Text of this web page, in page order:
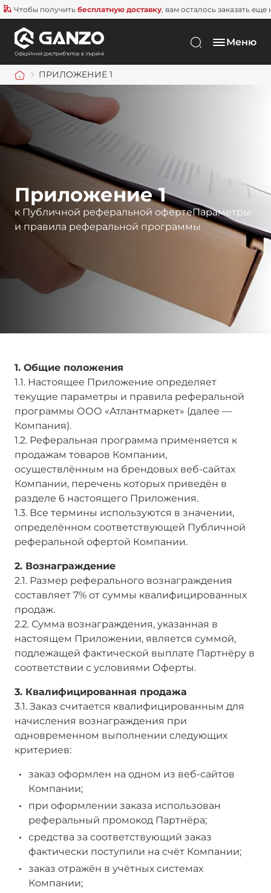
получитьбесплатную доставку, вам осталось заказать еще на1
Меню
ПРИЛОЖЕНИЕ 1
Приложение 1
к Публичной реферальной офертеПараметры
и правила реферальной программы
1. Общие положения
1.1. Настоящее Приложение определяет
текущие параметры и правила реферальной
программы ООО «Атлантмаркет» (далее —
Компания).
1.2. Реферальная программа применяется к
продажам товаров Компании,
осуществлённым на брендовых веб-сайтах
Компании, перечень которых приведён в
разделе 6 настоящего Приложения.
1.3. Все термины используются в значении,
определённом соответствующей Публичной
реферальной офертой Компании.
2. Вознаграждение
2.1. Размер реферального вознаграждения
составляет 7% от суммы квалифицированных
продаж.
2.2. Сумма вознаграждения, указанная в
настоящем Приложении, является суммой,
подлежащей фактической выплате Партнёру в
соответствии с условиями Оферты.
3. Квалифицированная продажа
3.1. Заказ считается квалифицированным для
начисления вознаграждения при
одновременном выполнении следующих
критериев:
заказ оформлен на одном из веб-сайтов
Компании;
при оформлении заказа использован
реферальный промокод Партнёра;
средства за соответствующий заказ
фактически поступили на счёт Компании;
заказ отражён в учётных системах
Компании;